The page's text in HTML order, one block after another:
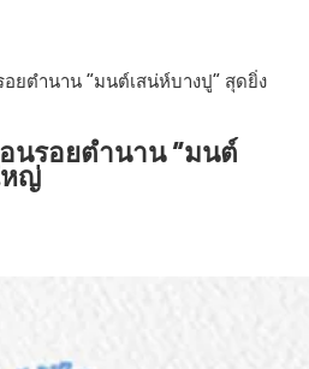
ยตำนาน “มนต์เสน่ห์บางปู” สุดยิ่ง
นรอยตำนาน “มนต์
หญ่